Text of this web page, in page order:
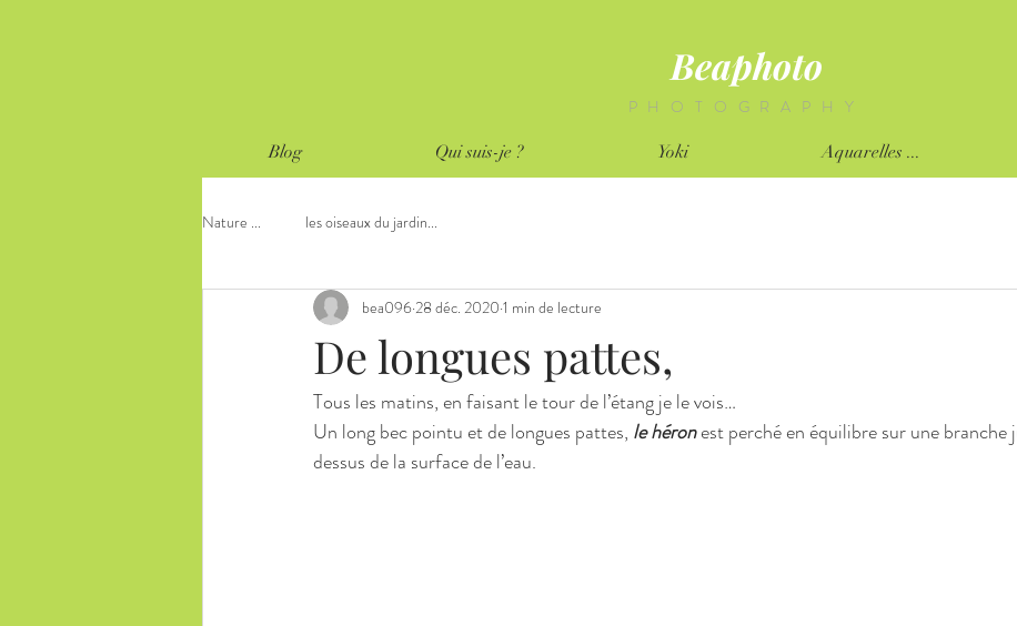
Beaphoto
Blog Qui suis-je ? Yoki Aquarelles ...
PHOTOGRAPHY
Nature ... les oiseaux du jardin...
De longues pattes,
bea096 28 déc. 2020 1 min de lecture
Tous les matins, en faisant le tour de l’étang je le vois…
Un long bec pointu et de longues pattes, le héron est perché en équilibre sur une branche
dessus de la surface de l’eau.